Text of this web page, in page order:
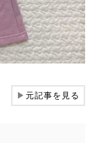
▶元記事を見る